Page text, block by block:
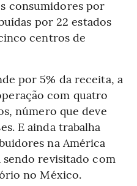
consumidores por
por 22 estados
centros de
por 5% da receita, a
com quatro
número que deve
E ainda trabalha
na América
revisitado com
no México.